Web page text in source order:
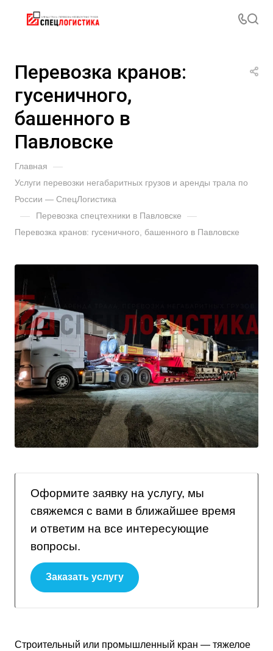
Перевозка кранов:
гусеничного,
башенного в
Павловске
Главная —
Услуги перевозки негабаритных грузов и аренды трала по
России — СпецЛогистика
— Перевозка спецтехники в Павловске —
Перевозка кранов: гусеничного, башенного в Павловске
Оформите заявку на услугу, мы
свяжемся с вами в ближайшее время
и ответим на все интересующие
вопросы.
Заказать услугу
Строительный или промышленный кран — тяжелое